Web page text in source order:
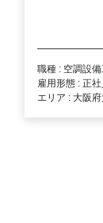
職種 : 空調設
雇用形態 : 正社
エリア : 大阪